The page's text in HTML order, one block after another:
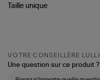
Cuir
Taille unique
VOTRE CONSEILLÈRE LULLI
Une question sur ce produit ?